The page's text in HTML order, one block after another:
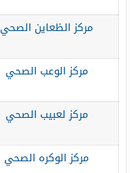
مركز الظعاين الصحي
مركز الوعب الصحي
مركز لعبيب الصحي
مركز الوكره الصحي